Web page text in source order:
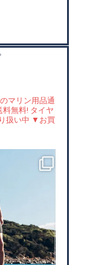
マリン用品通
料無料! タイヤ
扱い中 ▼お買